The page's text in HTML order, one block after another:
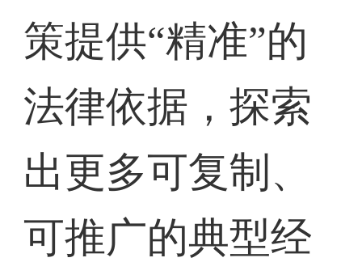
策提供“精准”的
法律依据，探索
出更多可复制、
可推广的典型经